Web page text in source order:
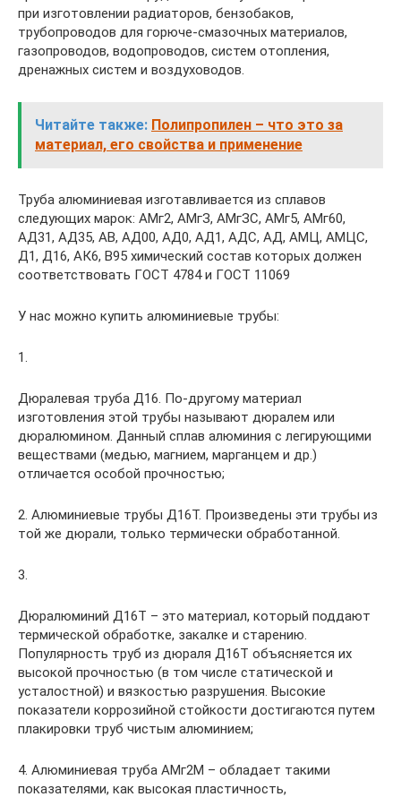
при изготовлении радиаторов, бензобаков,
трубопроводов для горюче-смазочных материалов,
газопроводов, водопроводов, систем отопления,
дренажных систем и воздуховодов.
Читайте также: Полипропилен – что это за
материал, его свойства и применение
Труба алюминиевая изготавливается из сплавов
следующих марок: АМг2, АМгЗ, АМгЗС, АМг5, АМг60,
АД31, АД35, АВ, АД00, АД0, АД1, АДС, АД, АМЦ, АМЦС,
Д1, Д16, АК6, В95 химический состав которых должен
соответствовать ГОСТ 4784 и ГОСТ 11069
У нас можно купить алюминиевые трубы:
1.
Дюралевая труба Д16. По-другому материал
изготовления этой трубы называют дюралем или
дюралюмином. Данный сплав алюминия с легирующими
веществами (медью, магнием, марганцем и др.)
отличается особой прочностью;
2. Алюминиевые трубы Д16Т. Произведены эти трубы из
той же дюрали, только термически обработанной.
3.
Дюралюминий Д16Т – это материал, который поддают
термической обработке, закалке и старению.
Популярность труб из дюраля Д16Т объясняется их
высокой прочностью (в том числе статической и
усталостной) и вязкостью разрушения. Высокие
показатели коррозийной стойкости достигаются путем
плакировки труб чистым алюминием;
4. Алюминиевая труба АМг2М – обладает такими
показателями, как высокая пластичность,